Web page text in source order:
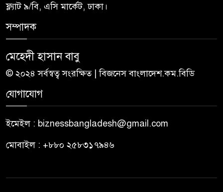
ফ্ল্যাট ৯/বি, এসি মার্কেট, ঢাকা।
সম্পাদক
মেহেদী হাসান বাবু
© ২০২৪ সর্বস্বত্ব সংরক্ষিত | বিজনেস বাংলাদেশ.কম.বিডি
যোগাযোগ
ইমেইল : biznessbangladesh@gmail.com
মোবাইল : +৮৮০ ২৫৮৩১৭৯৪৬